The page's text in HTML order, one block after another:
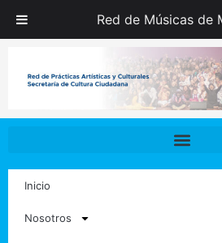
Red de Músicas de
Inicio
Nosotros